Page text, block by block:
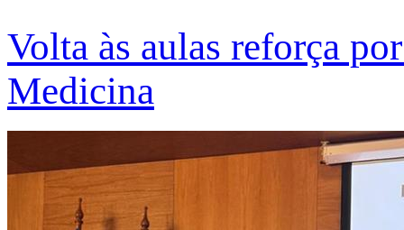
Volta às aulas reforça
Medicina